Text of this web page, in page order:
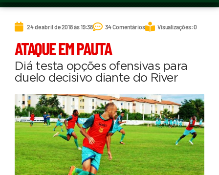
24 de abril de 2018 às 19:38 34 Comentários Visualizações: 0
ATAQUE EM PAUTA
Diá testa opções ofensivas para
duelo decisivo diante do River